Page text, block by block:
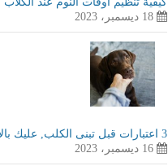
18 ديسمبر، 2023
3 اعتبارات قبل تبنى الكلب, عليك بالأخذ بهم
16 ديسمبر، 2023